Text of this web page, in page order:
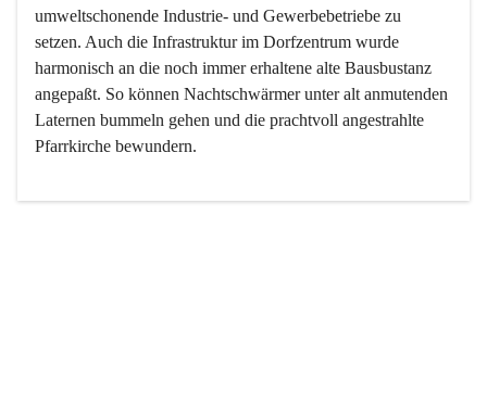
umweltschonende Industrie- und Gewerbebetriebe zu
setzen. Auch die Infrastruktur im Dorfzentrum wurde
harmonisch an die noch immer erhaltene alte Bausbustanz
angepaßt. So können Nachtschwärmer unter alt anmutenden
Laternen bummeln gehen und die prachtvoll angestrahlte
Pfarrkirche bewundern.
Der Weinbau dominert heute nicht mehr, ist aber integrativer